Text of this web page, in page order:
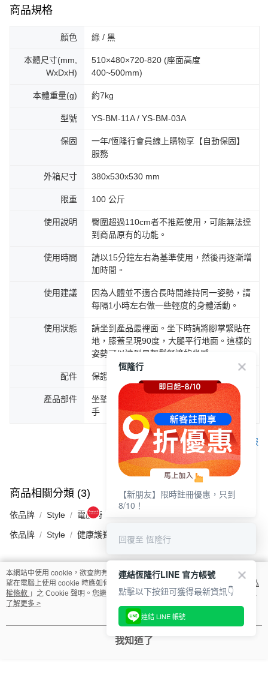
商品規格
顏色 綠 / 黑
本體尺寸(mm,
WxDxH)
510×480×720-820 (座面高度
400~500mm)
本體重量(g) 約7kg
型號 YS-BM-11A / YS-BM-03A
保固
一年/恆隆行會員線上購物享【自動保固】
服務
外箱尺寸 380x530x530 mm
限重 100 公斤
使用說明
臀圍超過110cm者不推薦使用，可能無法達
到商品原有的功能。
使用時間
請以15分鐘左右為基準使用，然後再逐漸增
加時間。
使用建議
因為人體並不適合長時間維持同一姿勢，請
每隔1小時左右做一些輕度的身體活動。
使用狀態
請坐到產品最裡面。坐下時請將腳掌緊貼在
地，膝蓋呈現90度，大腿平行地面。這樣的
姿勢可以達到最輕鬆舒適的坐感。
配件 保證書 / 中文說明書 / 組裝說明書
產品部件
坐墊部 / 滑輪椅腳 / 氣壓棒 / 配件包-六角扳
手
客服
商品相關分類 (3) 查看全部
依品牌 Style 電腦椅
依品牌 Style 健康護脊椅
評價
喜歡這個商品嗎？購買後給他一個好評吧
本網站中使用 cookie，欲查詢有關本網站使用 cookie 方式之詳情，及若您不希
望在電腦上使用 cookie 時應如何變更電腦的 cookie 設定，請參閱本網站「
隱私
權條款 」之 Cookie 聲明。您繼續使用本網站即表示您同意本公司得按本網站使
用條款之 Cookie 聲明使用 cookie。
了解更多 >
我知道了
恆隆行
【新朋友】限時註冊優惠，只到
8/10！
回覆至 恆隆行
連結恆隆行LINE 官方帳號
點擊以下按鈕可獲得最新資訊👇
連結 LINE 帳號